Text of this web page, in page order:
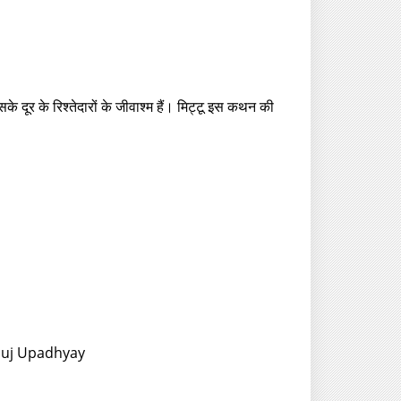
दूर के रिश्तेदारों के जीवाश्म हैं। मिट्टू इस कथन की
Upadhyay